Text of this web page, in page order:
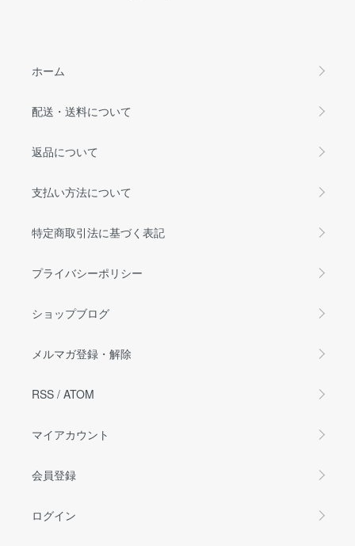
ホーム
配送・送料について
返品について
支払い方法について
特定商取引法に基づく表記
プライバシーポリシー
ショップブログ
メルマガ登録・解除
RSS / ATOM
マイアカウント
会員登録
ログイン